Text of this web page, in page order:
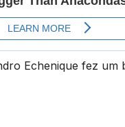
Echenique fez um